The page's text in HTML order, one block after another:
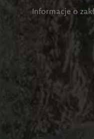
Informacje o